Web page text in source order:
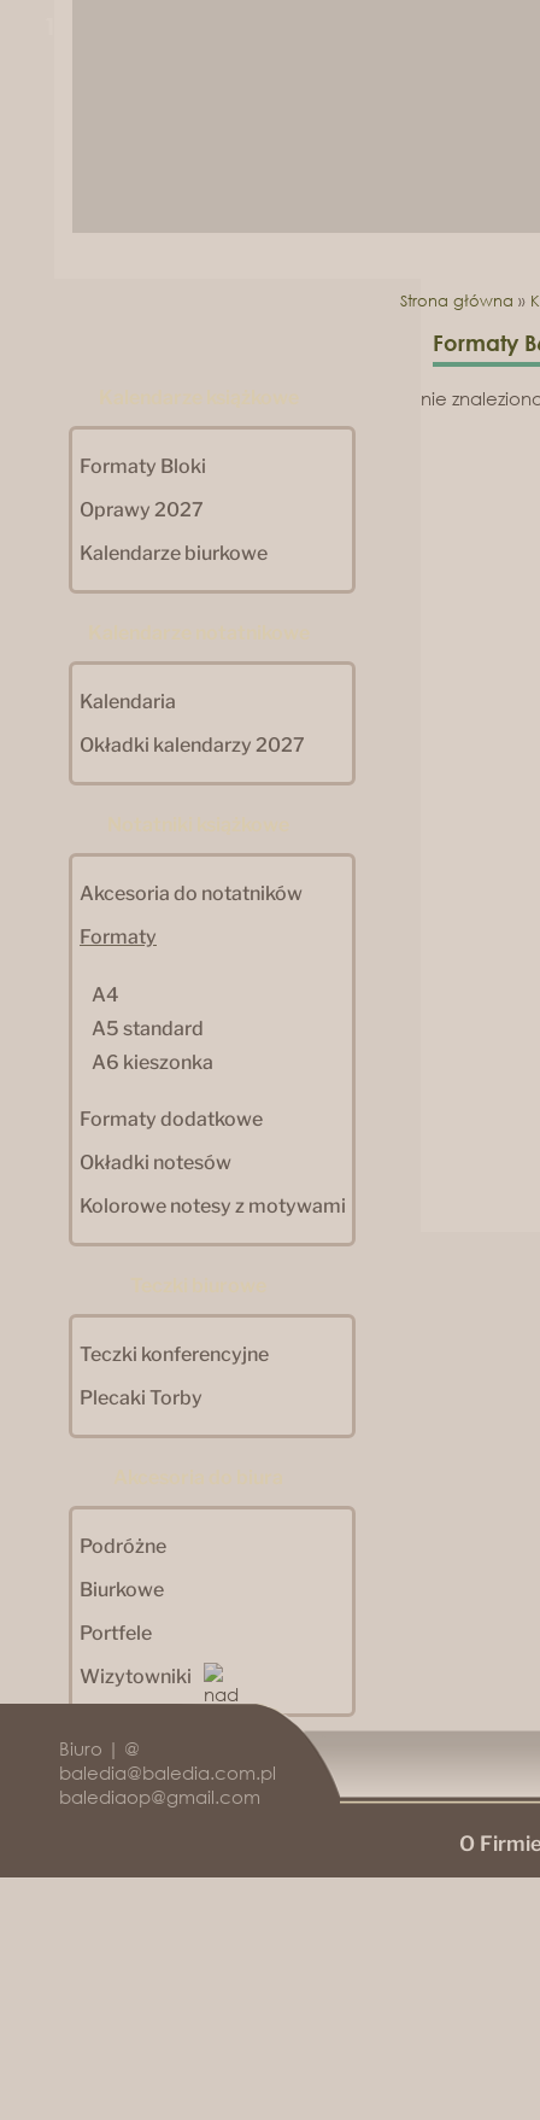
Formaty Bloki
Oprawy 2027
Kalendarze biurkowe
Kalendaria
Okładki kalendarzy 2027
Akcesoria do notatników
Formaty
A4
A5 standard
A6 kieszonka
Formaty dodatkowe
Okładki notesów
Kolorowe notesy z motywami
Teczki konferencyjne
Plecaki Torby
Podróżne
Biurkowe
Portfele
Wizytowniki
Strona główna »
Formaty
nie
Biuro | @
baledia@baledia.com.pl
balediaop@gmail.com
O